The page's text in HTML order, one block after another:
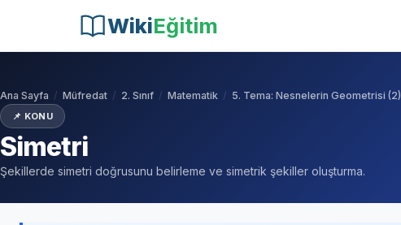
WikiEğitim
Ana Sayfa Müfredat 2. Sınıf Matematik 5. Tema: Nesnelerin Geometrisi (2)
📌 KONU
Simetri
Şekillerde simetri doğrusunu belirleme ve simetrik şekiller oluşturma.